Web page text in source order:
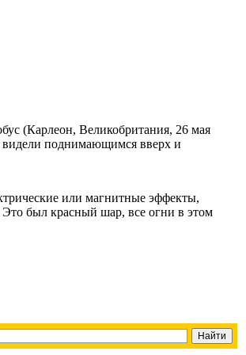
(Карлеон, Великобритания, 26 мая
поднимающимся вверх и
или магнитные эффекты,
был красный шар, все огни в этом